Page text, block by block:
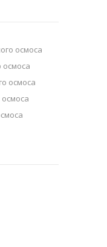
осмоса
осмоса